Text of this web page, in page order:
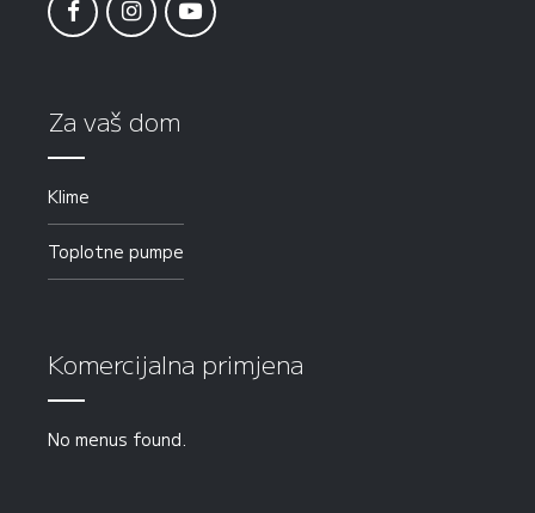
Za vaš dom
Klime
Toplotne pumpe
Komercijalna primjena
No menus found.